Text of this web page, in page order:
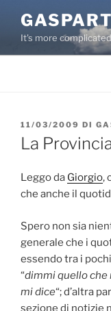
contenuto
It's more
PUBBLICATO
IL
11/03/2009 DI
La
Leggo da Giorgio,
che anche il
Spero non sia
generale che i
essendo tra i
“dimmi quello che
mi dice“; d’altra
sezione di notizie